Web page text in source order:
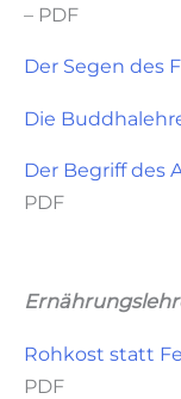
– PDF
Der Segen des
Die
Der Begriff des
PDF
Rohkost statt
PDF